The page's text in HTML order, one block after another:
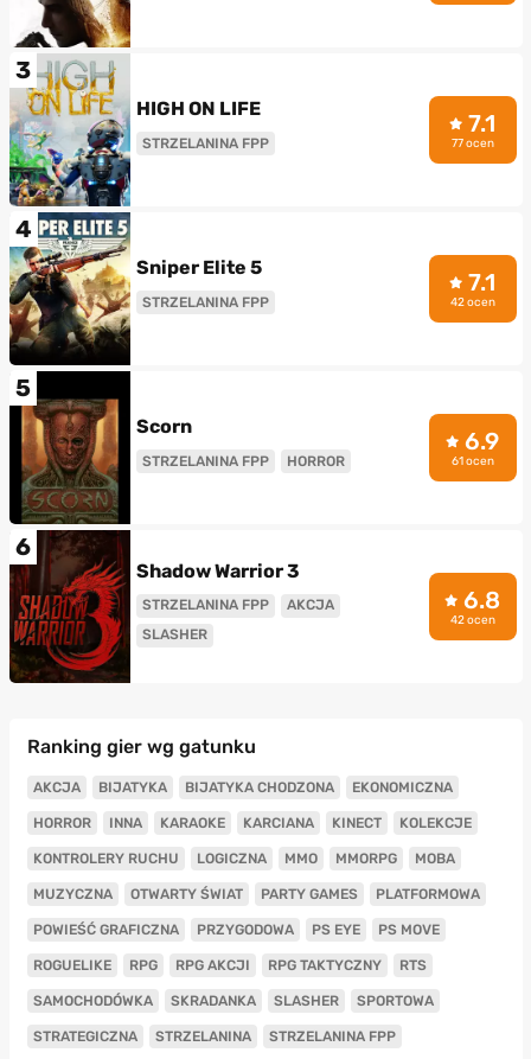
3
HIGH ON LIFE
STRZELANINA FPP
7.1
77 ocen
4
Sniper Elite 5
STRZELANINA FPP
7.1
42 ocen
5
Scorn
STRZELANINA FPP HORROR
6.9
61 ocen
6
Shadow Warrior 3
STRZELANINA FPP
AKCJA
SLASHER
6.8
42 ocen
Ranking gier wg gatunku
AKCJA BIJATYKA BIJATYKA CHODZONA EKONOMICZNA
HORROR INNA KARAOKE KARCIANA KINECT KOLEKCJE
KONTROLERY RUCHU LOGICZNA MMO MMORPG MOBA
MUZYCZNA OTWARTY ŚWIAT PARTY GAMES PLATFORMOWA
POWIEŚĆ GRAFICZNA PRZYGODOWA PS EYE PS MOVE
ROGUELIKE RPG RPG AKCJI RPG TAKTYCZNY RTS
SAMOCHODÓWKA SKRADANKA SLASHER SPORTOWA
STRATEGICZNA STRZELANINA STRZELANINA FPP